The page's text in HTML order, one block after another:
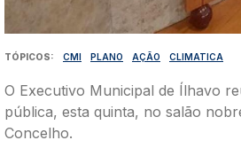
TÓPICOS CMI PLANO AÇÃO CLIMATICA
O Executivo Municipal de Ílhavo
pública, esta quinta, no salão
Concelho.